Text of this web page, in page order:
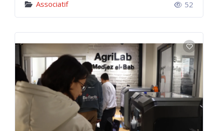
Associatif 52